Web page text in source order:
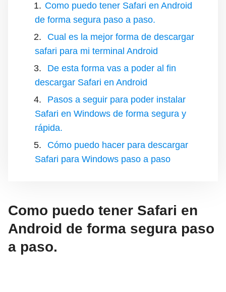
Como puedo tener Safari en Android
de forma segura paso a paso.
Cual es la mejor forma de descargar
safari para mi terminal Android
De esta forma vas a poder al fin
descargar Safari en Android
Pasos a seguir para poder instalar
Safari en Windows de forma segura y
rápida.
Cómo puedo hacer para descargar
Safari para Windows paso a paso
Como puedo tener Safari en
Android de forma segura paso
a paso.